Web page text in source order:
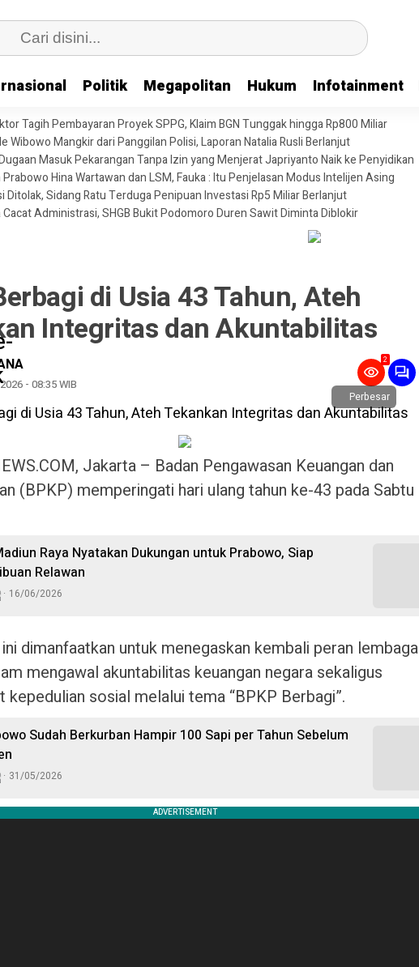
Politik Megapolitan Hukum Infotainment
Tagih Pembayaran Proyek SPPG, Klaim BGN Tunggak hingga Rp800 Miliar
Wibowo Mangkir dari Panggilan Polisi, Laporan Natalia Rusli Berlanjut
Masuk Pekarangan Tanpa Izin yang Menjerat Japriyanto Naik ke Penyidikan
Prabowo Hina Wartawan dan LSM, Fauka : Itu Penjelasan Modus Intelijen Asing
Ditolak, Sidang Ratu Terduga Penipuan Investasi Rp5 Miliar Berlanjut
Cacat Administrasi, SHGB Bukit Podomoro Duren Sawit Diminta Diblokir
di Usia 43 Tahun, Ateh
Integritas dan Akuntabilitas
- 08:35 WIB
2
Perbesar
Jakarta – Badan Pengawasan Keuangan dan
(BPKP) memperingati hari ulang tahun ke-43 pada Sabtu
Raya Nyatakan Dukungan untuk Prabowo, Siap
Relawan
16/06/2026
dimanfaatkan untuk menegaskan kembali peran lembaga
mengawal akuntabilitas keuangan negara sekaligus
kepedulian sosial melalui tema “BPKP Berbagi”.
Sudah Berkurban Hampir 100 Sapi per Tahun Sebelum
31/05/2026